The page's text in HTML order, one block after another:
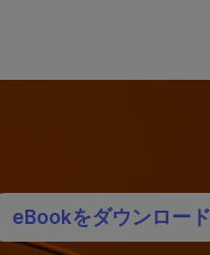
eBookをダウンロード